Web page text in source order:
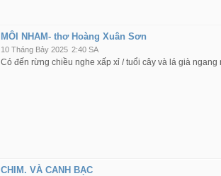
MÔI NHAM- thơ Hoàng Xuân Sơn
10 Tháng Bảy 2025 2:40 SA
Có đến rừng chiều nghe xấp xỉ / tuổi cây và lá già
CHIM. VÀ CANH BẠC